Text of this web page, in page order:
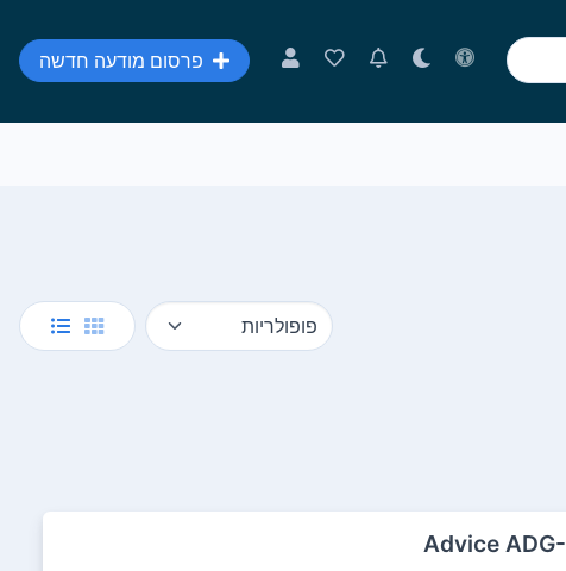
פרסום מודעה חדשה